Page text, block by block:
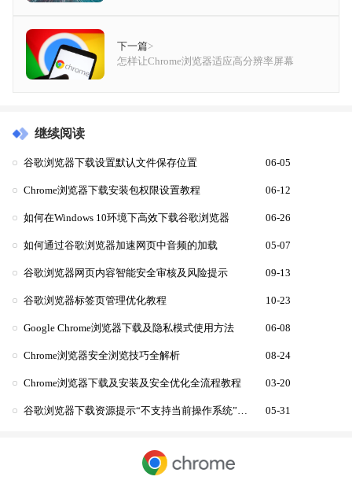
下一篇>
怎样让Chrome浏览器适应高分辨率屏幕
继续阅读
谷歌浏览器下载设置默认文件保存位置 06-05
Chrome浏览器下载安装包权限设置教程 06-12
如何在Windows 10环境下高效下载谷歌浏览器 06-26
如何通过谷歌浏览器加速网页中音频的加载 05-07
谷歌浏览器网页内容智能安全审核及风险提示 09-13
谷歌浏览器标签页管理优化教程 10-23
Google Chrome浏览器下载及隐私模式使用方法 06-08
Chrome浏览器安全浏览技巧全解析 08-24
Chrome浏览器下载及安装及安全优化全流程教程 03-20
05-31